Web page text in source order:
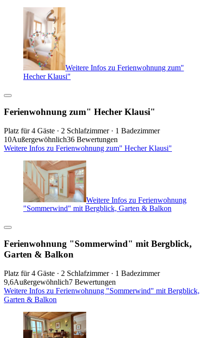
Weitere Infos zu Ferienwohnung zum"
Hecher Klausi"
Ferienwohnung zum" Hecher Klausi"
Platz für 4 Gäste · 2 Schlafzimmer · 1 Badezimmer
10Außergewöhnlich36 Bewertungen
Weitere Infos zu Ferienwohnung zum" Hecher Klausi"
Weitere Infos zu Ferienwohnung
"Sommerwind" mit Bergblick, Garten & Balkon
Ferienwohnung "Sommerwind" mit Bergblick,
Garten & Balkon
Platz für 4 Gäste · 2 Schlafzimmer · 1 Badezimmer
9,6Außergewöhnlich7 Bewertungen
Weitere Infos zu Ferienwohnung "Sommerwind" mit Bergblick,
Garten & Balkon